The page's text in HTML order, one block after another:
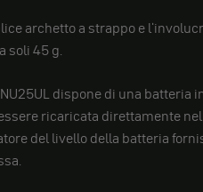
archetto a strappo e
soli 45 g.
dispone di una batteria
ricaricata direttamente
del livello della batteria